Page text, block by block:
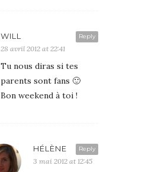
Reply
WILL
28 avril 2012 at 22:41
Tu nous diras si tes
parents sont fans 🙂
Bon weekend à toi !
Reply
HÉLÈNE
3 mai 2012 at 12:45